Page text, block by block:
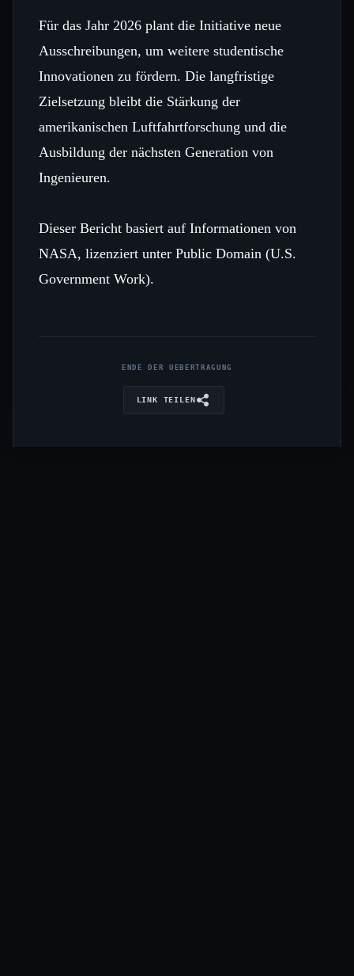
Für das Jahr 2026 plant die Initiative neue
Ausschreibungen, um weitere studentische
Innovationen zu fördern. Die langfristige
Zielsetzung bleibt die Stärkung der
amerikanischen Luftfahrtforschung und die
Ausbildung der nächsten Generation von
Ingenieuren.
Dieser Bericht basiert auf Informationen von
NASA, lizenziert unter Public Domain (U.S.
Government Work).
ENDE DER UEBERTRAGUNG
LINK TEILEN